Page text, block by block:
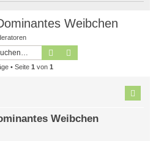
Weibchen
Suche
• Seite 1 von 1
Weibchen